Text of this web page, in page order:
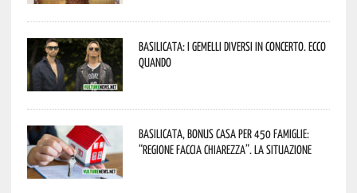
Basilicata: i Gemelli DiVersi in concerto. Ecco
quando
Basilicata, Bonus casa per 450 famiglie:
“Regione faccia chiarezza”. La situazione